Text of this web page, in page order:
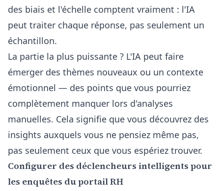
des biais et l'échelle comptent vraiment : l'IA
peut traiter chaque réponse, pas seulement un
échantillon.
La partie la plus puissante ? L'IA peut faire
émerger des thèmes nouveaux ou un contexte
émotionnel — des points que vous pourriez
complètement manquer lors d'analyses
manuelles. Cela signifie que vous découvrez des
insights auxquels vous ne pensiez même pas,
pas seulement ceux que vous espériez trouver.
Configurer des déclencheurs intelligents pour
les enquêtes du portail RH